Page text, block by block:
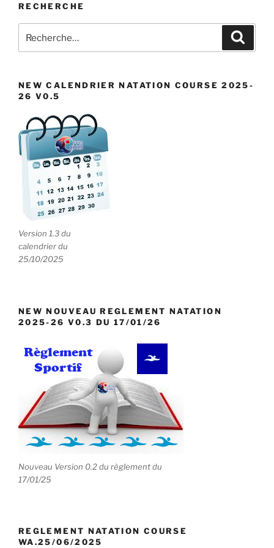
RECHERCHE
pour
NEW CALENDRIER NATATION COURSE 2025-
26 V0.5
Version 1.3 du
calendrier du
25/10/2025
NEW NOUVEAU REGLEMENT NATATION
2025-26 V0.3 DU 17/01/26
Nouveau Version 0.2 du règlement du
17/01/25
REGLEMENT NATATION COURSE
WA.25/06/2025